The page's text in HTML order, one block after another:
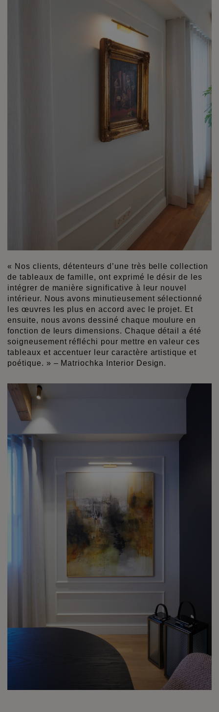
« Nos clients, détenteurs d’une très belle collection
de tableaux de famille, ont exprimé le désir de les
intégrer de manière significative à leur nouvel
intérieur. Nous avons minutieusement sélectionné
les œuvres les plus en accord avec le projet. Et
ensuite, nous avons dessiné chaque moulure en
fonction de leurs dimensions. Chaque détail a été
soigneusement réfléchi pour mettre en valeur ces
tableaux et accentuer leur caractère artistique et
poétique. » – Matriochka Interior Design.